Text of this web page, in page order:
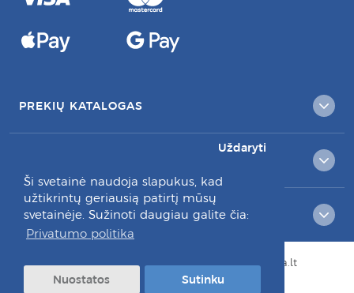
Ši svetainė naudoja slapukus, kad
užtikrintų geriausią patirtį mūsų
svetainėje. Sužinoti daugiau galite čia:
Privatumo politika
Uždaryti
Nuostatos Sutinku
PREKIŲ KATALOGAS
RAŠYKITE MUMS:
© Visos teisės saugomos 2026 dantuprieziura.lt